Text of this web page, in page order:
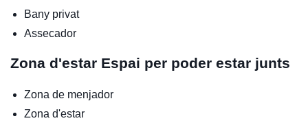
Bany privat
Assecador
Zona d'estar Espai per poder estar junts
Zona de menjador
Zona d'estar